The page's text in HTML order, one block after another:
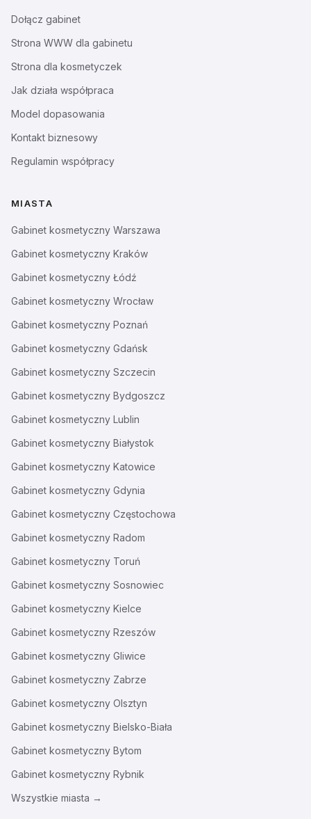
Dołącz gabinet
Strona WWW dla gabinetu
Strona dla kosmetyczek
Jak działa współpraca
Model dopasowania
Kontakt biznesowy
Regulamin współpracy
MIASTA
Gabinet kosmetyczny Warszawa
Gabinet kosmetyczny Kraków
Gabinet kosmetyczny Łódź
Gabinet kosmetyczny Wrocław
Gabinet kosmetyczny Poznań
Gabinet kosmetyczny Gdańsk
Gabinet kosmetyczny Szczecin
Gabinet kosmetyczny Bydgoszcz
Gabinet kosmetyczny Lublin
Gabinet kosmetyczny Białystok
Gabinet kosmetyczny Katowice
Gabinet kosmetyczny Gdynia
Gabinet kosmetyczny Częstochowa
Gabinet kosmetyczny Radom
Gabinet kosmetyczny Toruń
Gabinet kosmetyczny Sosnowiec
Gabinet kosmetyczny Kielce
Gabinet kosmetyczny Rzeszów
Gabinet kosmetyczny Gliwice
Gabinet kosmetyczny Zabrze
Gabinet kosmetyczny Olsztyn
Gabinet kosmetyczny Bielsko-Biała
Gabinet kosmetyczny Bytom
Gabinet kosmetyczny Rybnik
Wszystkie miasta →